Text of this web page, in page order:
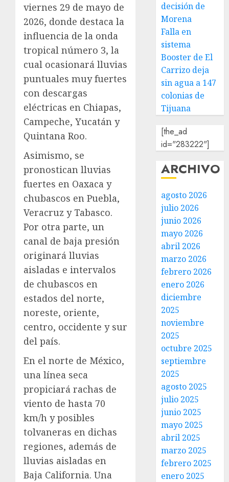
viernes 29 de mayo de
2026, donde destaca la
influencia de la onda
tropical número 3, la
cual ocasionará lluvias
puntuales muy fuertes
con descargas
eléctricas en Chiapas,
Campeche, Yucatán y
Quintana Roo.
Asimismo, se
pronostican lluvias
fuertes en Oaxaca y
chubascos en Puebla,
Veracruz y Tabasco.
Por otra parte, un
canal de baja presión
originará lluvias
aisladas e intervalos
de chubascos en
estados del norte,
noreste, oriente,
centro, occidente y sur
del país.
En el norte de México,
una línea seca
propiciará rachas de
viento de hasta 70
km/h y posibles
tolvaneras en dichas
regiones, además de
lluvias aisladas en
Baja California. Una
decisión de
Morena
Falla en
sistema
Booster de El
Carrizo deja
sin agua a 147
colonias de
Tijuana
[the_ad
id="283222"]
ARCHIVO
agosto 2026
julio 2026
junio 2026
mayo 2026
abril 2026
marzo 2026
febrero 2026
enero 2026
diciembre
2025
noviembre
2025
octubre 2025
septiembre
2025
agosto 2025
julio 2025
junio 2025
mayo 2025
abril 2025
marzo 2025
febrero 2025
enero 2025